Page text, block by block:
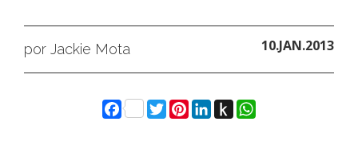
por Jackie Mota 10.JAN.2013
Facebook
Twitter
Pinterest
LinkedIn
Push
to
WhatsApp